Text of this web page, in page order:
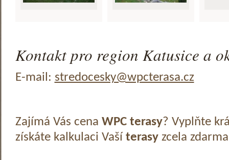
Kontakt pro region Katusice a
E-mail: stredocesky@wpcterasa.cz
Zajímá Vás cena WPC terasy? Vyplňte
získáte kalkulaci Vaší terasyzcela